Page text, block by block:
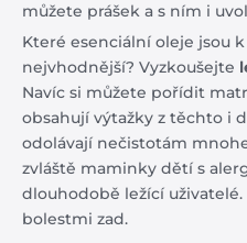
můžete prášek a s ním i
Které esenciální oleje jsou
nejvhodnější? Vyzkoušejte
Navíc si můžete pořídit
obsahují výtažky z těchto i
odolávají nečistotám
zvláště maminky dětí s
dlouhodobě ležící
bolestmi zad.